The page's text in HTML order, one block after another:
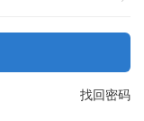
找回密码